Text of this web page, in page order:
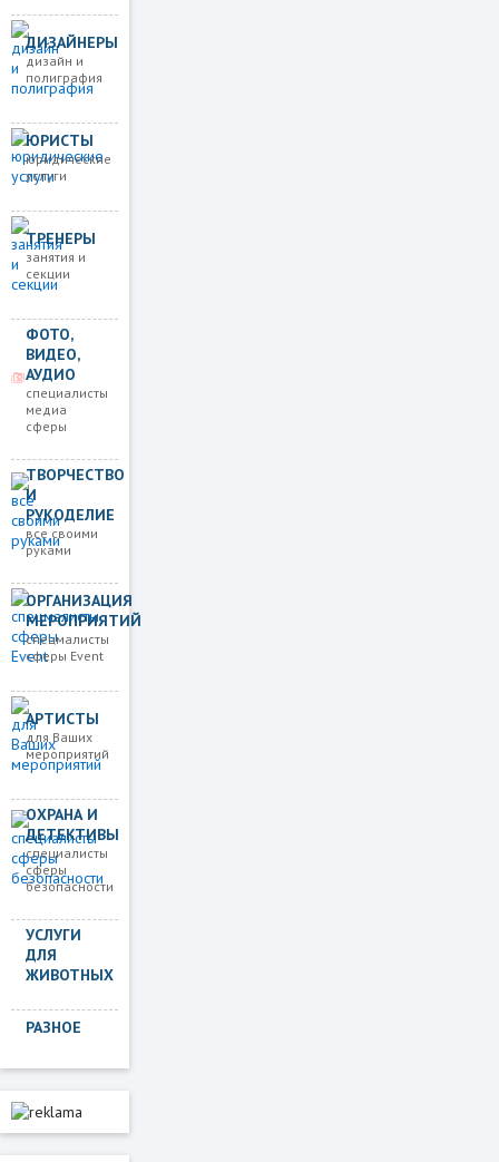
ДИЗАЙНЕРЫ
дизайн и
полиграфия
ЮРИСТЫ
юридические
услуги
ТРЕНЕРЫ
занятия и
секции
ФОТО,
ВИДЕО,
АУДИО
специалисты
медиа
сферы
ТВОРЧЕСТВО
И
РУКОДЕЛИЕ
все своими
руками
ОРГАНИЗАЦИЯ
МЕРОПРИЯТИЙ
спецмалисты
сферы Event
АРТИСТЫ
для Ваших
мероприятий
ОХРАНА И
ДЕТЕКТИВЫ
специалисты
сферы
безопасности
УСЛУГИ
ДЛЯ
ЖИВОТНЫХ
РАЗНОЕ